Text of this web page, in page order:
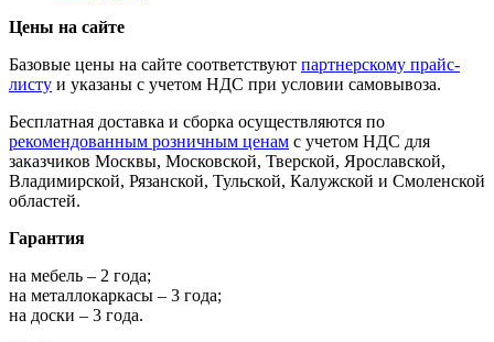
Цены на сайте
Базовые цены на сайте соответствуют партнерскому прайс-
листу и указаны с учетом НДС при условии самовывоза.
Бесплатная доставка и сборка осуществляются по
рекомендованным розничным ценам с учетом НДС для
заказчиков Москвы, Московской, Тверской, Ярославской,
Владимирской, Рязанской, Тульской, Калужской и Смоленской
областей.
Гарантия
на мебель – 2 года;
на металлокаркасы – 3 года;
на доски – 3 года.